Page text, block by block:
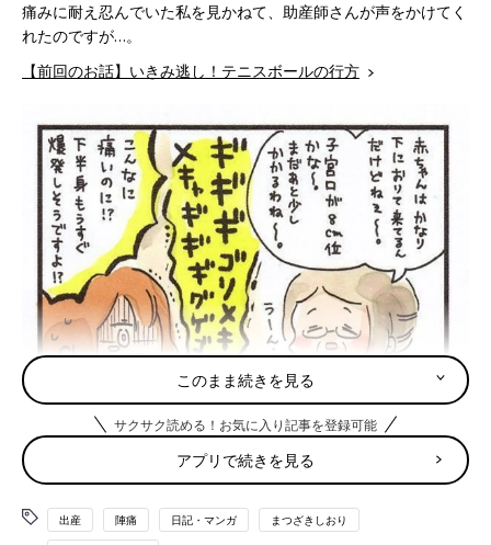
痛みに耐え忍んでいた私を見かねて、助産師さんが声をかけてく
れたのですが…。
【前回のお話】いきみ逃し！テニスボールの行方
このまま続きを見る
サクサク読める！お気に入り記事を登録可能
アプリで続きを見る
出産 陣痛 日記・マンガ まつざきしおり